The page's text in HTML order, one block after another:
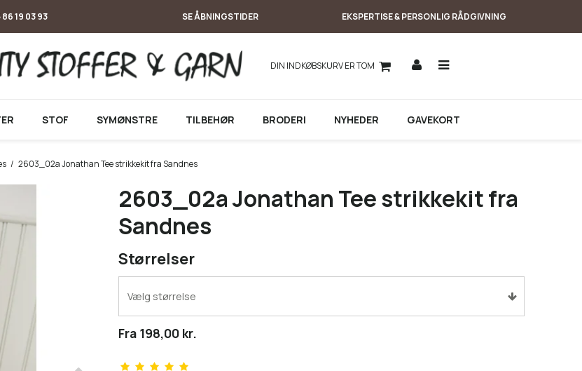
86 19 03 93 SE ÅBNINGSTIDER EKSPERTISE & PERSONLIG RÅDGIVNING
DIN INDKØBSKURV ER TOM
STOF SYMØNSTRE TILBEHØR BRODERI NYHEDER GAVEKORT
/ 2603_02a Jonathan Tee strikkekit fra Sandnes
2603_02a Jonathan Tee strikkekit fra
Sandnes
Størrelser
Vælg størrelse
Fra 198,00 kr.